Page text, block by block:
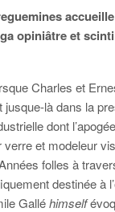
opiniâtre et
Charles et
là dans la
dont
et modeleur
folles à
destinée à
Galléhimself